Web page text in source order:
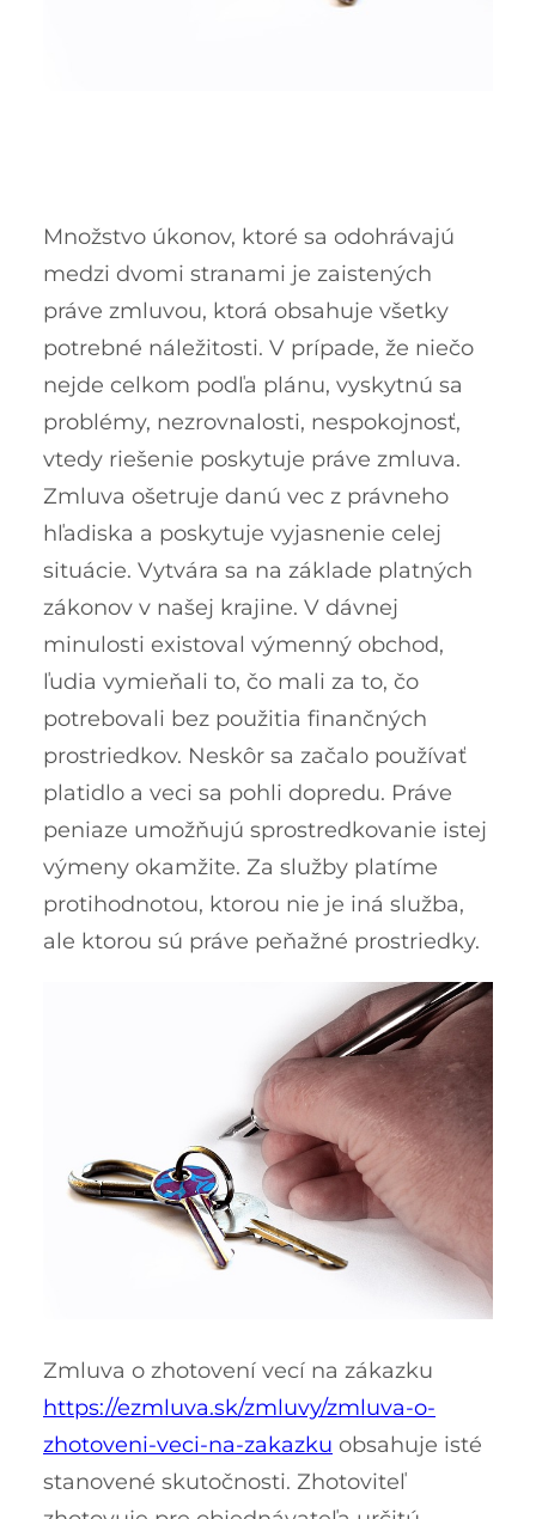
Množstvo úkonov, ktoré sa odohrávajú
medzi dvomi stranami je zaistených
práve zmluvou, ktorá obsahuje všetky
potrebné náležitosti. V prípade, že niečo
nejde celkom podľa plánu, vyskytnú sa
problémy, nezrovnalosti, nespokojnosť,
vtedy riešenie poskytuje práve zmluva.
Zmluva ošetruje danú vec z právneho
hľadiska a poskytuje vyjasnenie celej
situácie. Vytvára sa na základe platných
zákonov v našej krajine. V dávnej
minulosti existoval výmenný obchod,
ľudia vymieňali to, čo mali za to, čo
potrebovali bez použitia finančných
prostriedkov. Neskôr sa začalo používať
platidlo a veci sa pohli dopredu. Práve
peniaze umožňujú sprostredkovanie istej
výmeny okamžite. Za služby platíme
protihodnotou, ktorou nie je iná služba,
ale ktorou sú práve peňažné prostriedky.
Zmluva o zhotovení vecí na zákazku
https://ezmluva.sk/zmluvy/zmluva-o-
zhotoveni-veci-na-zakazku obsahuje isté
stanovené skutočnosti. Zhotoviteľ